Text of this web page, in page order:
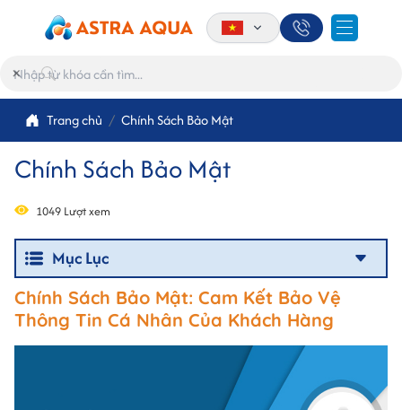
×
Trang chủ Chính Sách Bảo Mật
Chính Sách Bảo Mật
1049 Lượt xem
Mục Lục
Chính Sách Bảo Mật: Cam Kết Bảo Vệ
Thông Tin Cá Nhân Của Khách Hàng